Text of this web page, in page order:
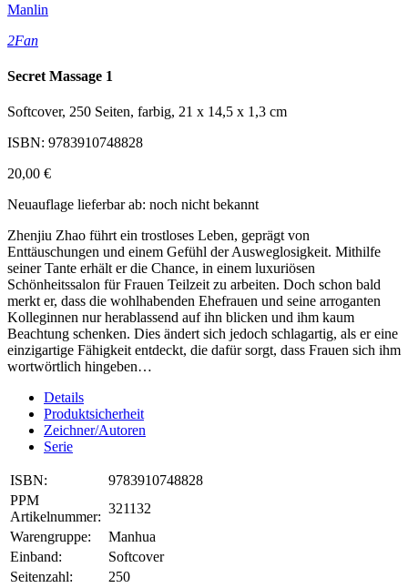
Manlin
2Fan
Secret Massage 1
Softcover, 250 Seiten, farbig, 21 x 14,5 x 1,3 cm
ISBN: 9783910748828
20,00 €
Neuauflage lieferbar ab: noch nicht bekannt
Zhenjiu Zhao führt ein trostloses Leben, geprägt von
Enttäuschungen und einem Gefühl der Ausweglosigkeit. Mithilfe
seiner Tante erhält er die Chance, in einem luxuriösen
Schönheitssalon für Frauen Teilzeit zu arbeiten. Doch schon bald
merkt er, dass die wohlhabenden Ehefrauen und seine arroganten
Kolleginnen nur herablassend auf ihn blicken und ihm kaum
Beachtung schenken. Dies ändert sich jedoch schlagartig, als er eine
einzigartige Fähigkeit entdeckt, die dafür sorgt, dass Frauen sich ihm
wortwörtlich hingeben…
Details
Produktsicherheit
Zeichner/Autoren
Serie
ISBN:
9783910748828
PPM
Artikelnummer:
321132
Warengruppe:
Manhua
Einband:
Softcover
Seitenzahl:
250